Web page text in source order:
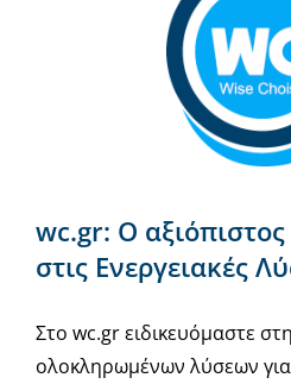
wc.gr: Ο
στις Ενεργειακές
Στο wc.gr ειδικευόμαστε
ολοκληρωμένων λύσεων